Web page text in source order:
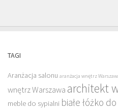
TAGI
Aranżacja salonu aranżacja wnętrz
wnętrz Warszawa architekt
meble do sypialni białe łóżko